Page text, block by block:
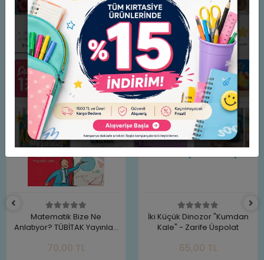
Benzer Ürünler
Matematik Bize Ne
Anlatıyor? TÜBİTAK Yayınları
70,00 TL
İki Küçük Dinozor "Kumdan
Kale" - Zarife Üspolat
65,00 TL